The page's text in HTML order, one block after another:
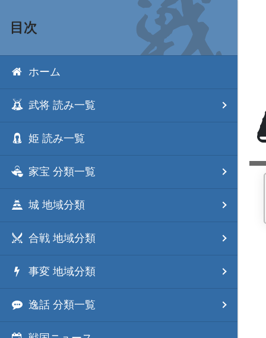
目次
ホーム
武将 読み一覧
姫 読み一覧
家宝 分類一覧
城 地域分類
合戦 地域分類
事変 地域分類
逸話 分類一覧